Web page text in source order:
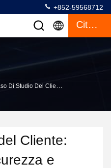
+852-59568712
Citazione
- Sistema Intelligente Di Gestione Dei Visitatori Di Vipshop Presso Il Centro Di Tanzhou
Cliente:
e